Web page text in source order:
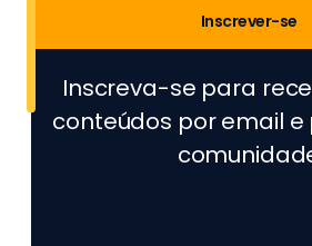
Inscrever-se
Inscreva-se para
conteúdos por email